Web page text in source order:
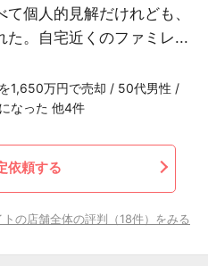
個人的見解だけれども、
た。自宅近くのファミレ...
1,650万円で売却 / 50代男性 /
なった 他4件
依頼する
の店舗全体の評判（18件）をみる